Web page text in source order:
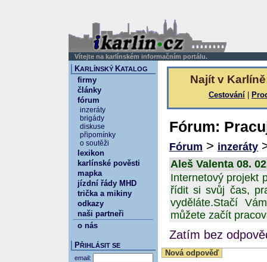
Vítejte na karlínském informačním portálu.
Najít v
Cestování
Fórum:
Fórum > inzeráty
Aleš Valenta 08.
Internetový projekt
řídit si svůj čas,
vyděláte.Stačí
můžete začít
Zatím bez
Nová odpověď
KARLÍNSKÝ KATALOG
firmy
články
fórum
inzeráty
brigády
diskuse
připomínky
o soutěži
lexikon
karlínské pověsti
mapka
jízdní řády MHD
trička a mikiny
odkazy
naši partneři
o nás
PŘIHLÁSIT SE
email: